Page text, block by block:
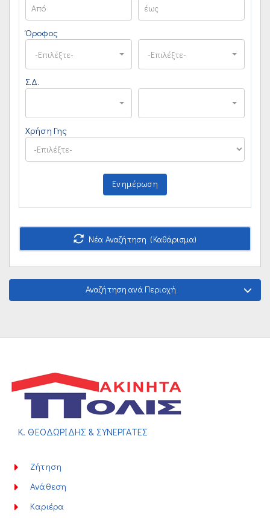
Όροφος
-Επιλέξτε- -Επιλέξτε-
Σ.Δ.
Χρήση Γης
Ενημέρωση
Νέα Αναζήτηση (Καθάρισμα)
Αναζήτηση ανά Περιοχή
Κ. ΘΕΟΔΩΡΙΔΗΣ & ΣΥΝΕΡΓΑΤΕΣ
Ζήτηση
Ανάθεση
Καριέρα